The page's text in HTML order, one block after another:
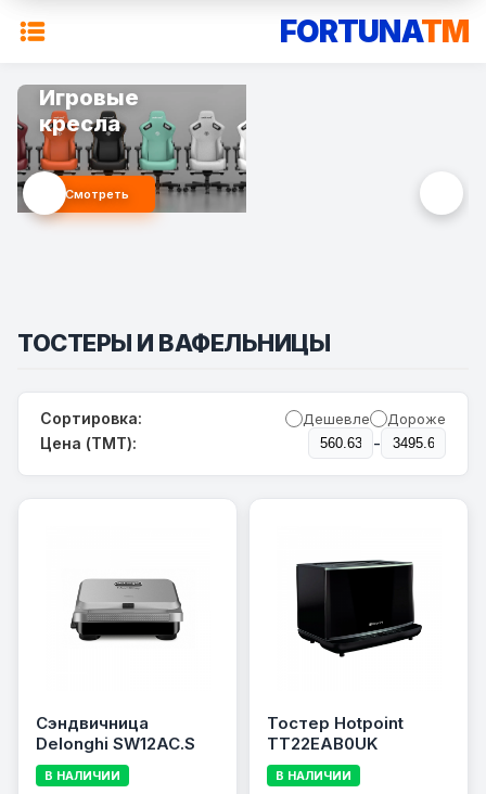
FORTUNATM
Игровые
кресла
Смотреть
ТОСТЕРЫ И ВАФЕЛЬНИЦЫ
Сортировка: Дешевле Дороже
Цена (TMT): -
Cэндвичница
Delonghi SW12AC.S
В НАЛИЧИИ
Тостер Hotpoint
TT22EAB0UK
В НАЛИЧИИ